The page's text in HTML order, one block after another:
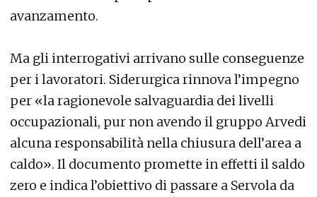
avanzamento.
Ma gli interrogativi arrivano sulle conseguenze
per i lavoratori. Siderurgica rinnova l’impegno
per «la ragionevole salvaguardia dei livelli
occupazionali, pur non avendo il gruppo Arvedi
alcuna responsabilità nella chiusura dell’area a
caldo». Il documento promette in effetti il saldo
zero e indica l’obiettivo di passare a Servola da